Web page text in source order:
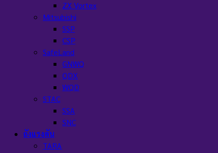
ZX Vortex
Mitsubishi
SSP
CSP
SafeLand
GNWQ
QDX
WQD
STAC
SSA
SNC
ถังแรงดัน
TARA